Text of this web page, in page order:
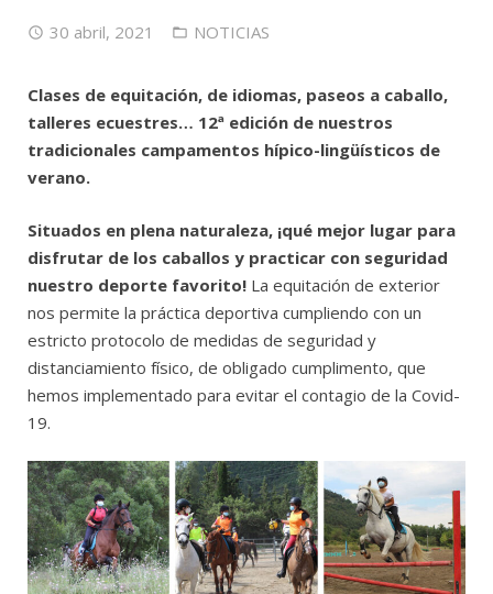
30 abril, 2021 NOTICIAS
Clases de equitación, de idiomas, paseos a caballo,
talleres ecuestres… 12ª edición de nuestros
tradicionales campamentos hípico-lingüísticos de
verano.
Situados en plena naturaleza, ¡qué mejor lugar para
disfrutar de los caballos y practicar con seguridad
nuestro deporte favorito! La equitación de exterior
nos permite la práctica deportiva cumpliendo con un
estricto protocolo de medidas de seguridad y
distanciamiento físico, de obligado cumplimento, que
hemos implementado para evitar el contagio de la Covid-
19.